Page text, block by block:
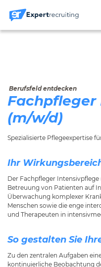
Berufsfeld entdecken
(m/w/d)
Spezialisierte Pflegeexpertise
Ihr
Der Fachpfleger
Betreuung von Patienten auf
Überwachung komplexer
Menschen sowie die enge
und Therapeuten in
So gestalten Sie
Zu den zentralen Aufgaben
kontinuierliche Beobachtung